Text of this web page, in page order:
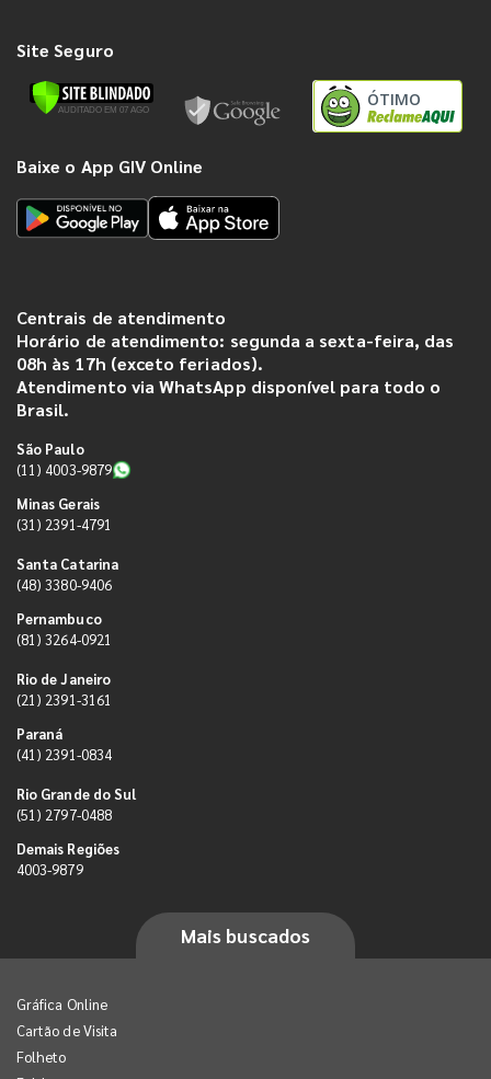
Site Seguro
ÓTIMO
Baixe o App GIV Online
Centrais de atendimento
Horário de atendimento: segunda a sexta-feira, das
08h às 17h (exceto feriados).
Atendimento via WhatsApp disponível para todo o
Brasil.
São Paulo
(11) 4003-9879
Minas Gerais
(31) 2391-4791
Santa Catarina
(48) 3380-9406
Pernambuco
(81) 3264-0921
Rio de Janeiro
(21) 2391-3161
Paraná
(41) 2391-0834
Rio Grande do Sul
(51) 2797-0488
Demais Regiões
4003-9879
Mais buscados
Gráfica Online
Cartão de Visita
Folheto